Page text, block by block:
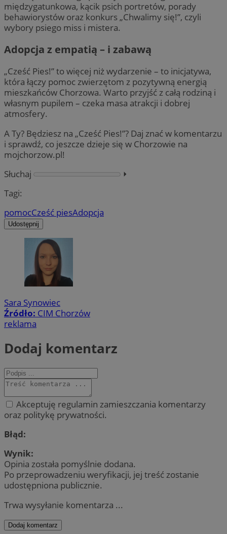
międzygatunkowa, kącik psich portretów, porady
behawiorystów oraz konkurs „Chwalimy się!”, czyli
wybory psiego miss i mistera.
Adopcja z empatią – i zabawą
„Cześć Pies!” to więcej niż wydarzenie – to inicjatywa,
która łączy pomoc zwierzętom z pozytywną energią
mieszkańców Chorzowa. Warto przyjść z całą rodziną i
własnym pupilem – czeka masa atrakcji i dobrej
atmosfery.
A Ty? Będziesz na „Cześć Pies!”? Daj znać w komentarzu
i sprawdź, co jeszcze dzieje się w Chorzowie na
mojchorzow.pl!
Słuchaj
⏵︎
Tagi:
pomocCześć piesAdopcja
Udostępnij
Sara Synowiec
Źródło: CIM Chorzów
reklama
Dodaj komentarz
Akceptuję regulamin zamieszczania komentarzy
oraz politykę prywatności.
Błąd:
Wynik:
Opinia została pomyślnie dodana.
Po przeprowadzeniu weryfikacji, jej treść zostanie
udostępniona publicznie.
Trwa wysyłanie komentarza ...
Dodaj komentarz